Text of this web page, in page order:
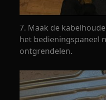
7. Maak de
het bedieningspaneel
ontgrendelen.